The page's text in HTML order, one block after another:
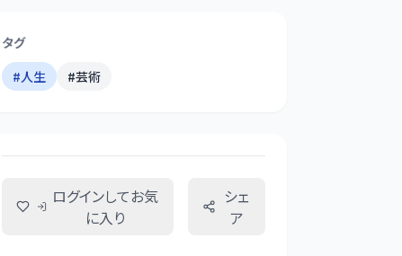
タグ
#人生 #芸術
ログインしてお気
に入り
シェ
ア